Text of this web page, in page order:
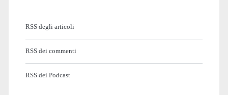
RSS degli articoli
RSS dei commenti
RSS dei Podcast